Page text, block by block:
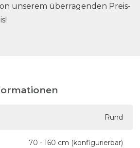
unserem überragenden Preis-
Rund
70 - 160 cm (konfigurierbar)